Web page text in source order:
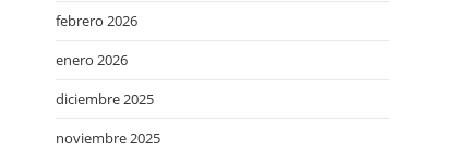
febrero 2026
enero 2026
diciembre 2025
noviembre 2025